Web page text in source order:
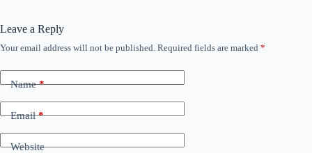
Leave a Reply
Your email address will not be published. Required fields are marked *
Name*
Email*
Website